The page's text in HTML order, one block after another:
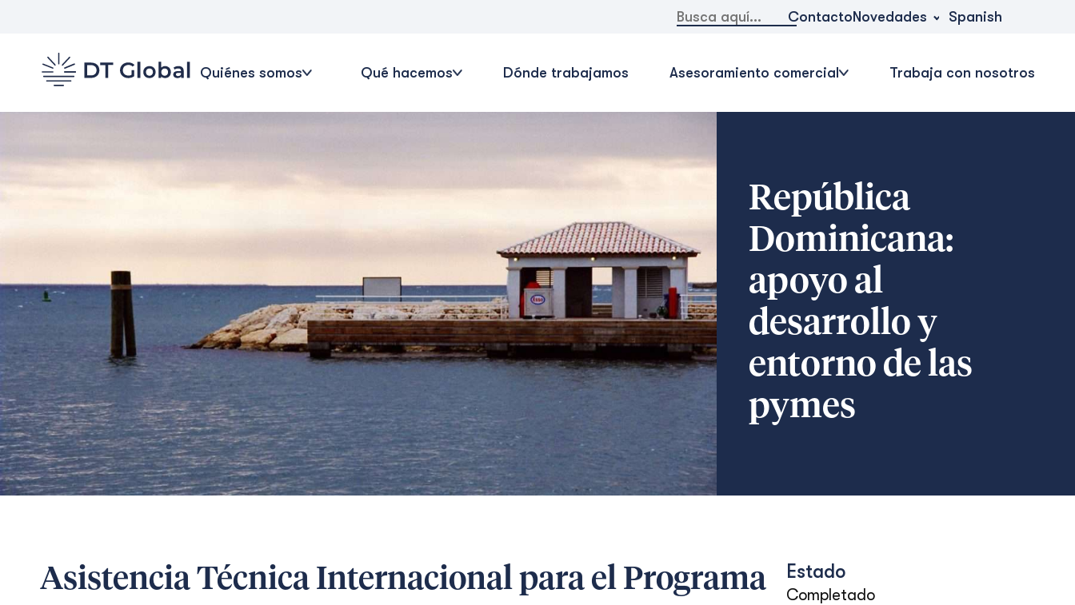
Buscar: ContactoNovedades Spanish
Quiénes somos Qué hacemos Dónde trabajamos Asesoramiento comercial Trabaja con nosotros
República
Dominicana:
apoyo al
desarrollo y
entorno de las
pymes
Asistencia Técnica Internacional para el Programa
Estado
Completado